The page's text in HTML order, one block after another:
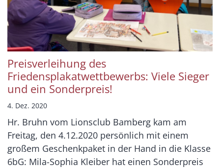
Preisverleihung des
Friedensplakatwettbewerbs: Viele Sieger
und ein Sonderpreis!
4. Dez. 2020
Hr. Bruhn vom Lionsclub Bamberg kam am
Freitag, den 4.12.2020 persönlich mit einem
großem Geschenkpaket in der Hand in die Klasse
6bG: Mila-Sophia Kleiber hat einen Sonderpreis